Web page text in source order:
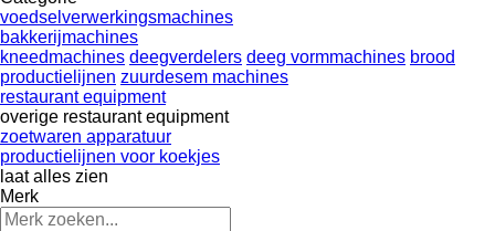
voedselverwerkingsmachines
bakkerijmachines
kneedmachines deegverdelers deeg vormmachines brood
productielijnen zuurdesem machines
restaurant equipment
overige restaurant equipment
zoetwaren apparatuur
productielijnen voor koekjes
laat alles zien
Merk